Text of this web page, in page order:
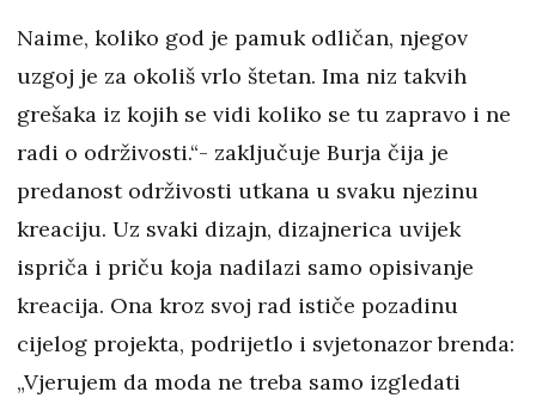
Naime, koliko god je pamuk odličan, njegov
uzgoj je za okoliš vrlo štetan. Ima niz takvih
grešaka iz kojih se vidi koliko se tu zapravo i ne
radi o održivosti.“- zaključuje Burja čija je
predanost održivosti utkana u svaku njezinu
kreaciju. Uz svaki dizajn, dizajnerica uvijek
ispriča i priču koja nadilazi samo opisivanje
kreacija. Ona kroz svoj rad ističe pozadinu
cijelog projekta, podrijetlo i svjetonazor brenda:
„Vjerujem da moda ne treba samo izgledati